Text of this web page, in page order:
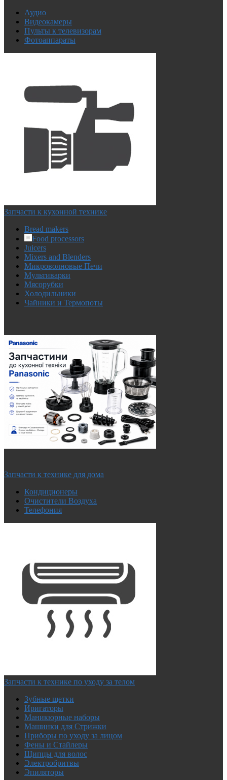
Аудио
Видеокамеры
Пульты к телевизорам
Фотоаппараты
Запчасти к кухонной технике
Bread makers
Food processors
Juicers
Mixers and Blenders
Микроволновые Печи
Мультиварки
Мясорубки
Холодильники
Чайники и Термопоты
Запчасти к технике для дома
Кондиционеры
Очистители Воздуха
Телефония
Запчасти к технике по уходу за телом
Зубные щетки
Иригаторы
Маникюрные наборы
Машинки для Стрижки
Приборы по уходу за лицом
Фены и Стайлеры
Щипцы для волос
Электробритвы
Эпиляторы